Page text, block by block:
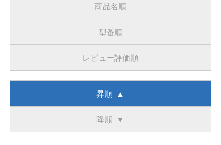
商品名順
型番順
レビュー評価順
昇順 ▲
降順 ▼